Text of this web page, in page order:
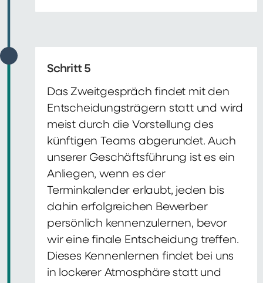
Schritt 5
Das Zweitgespräch findet mit den
Entscheidungsträgern statt und wird
meist durch die Vorstellung des
künftigen Teams abgerundet. Auch
unserer Geschäftsführung ist es ein
Anliegen, wenn es der
Terminkalender erlaubt, jeden bis
dahin erfolgreichen Bewerber
persönlich kennenzulernen, bevor
wir eine finale Entscheidung treffen.
Dieses Kennenlernen findet bei uns
in lockerer Atmosphäre statt und